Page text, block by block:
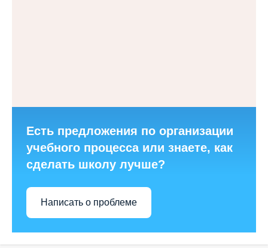
Есть предложения по организации
учебного процесса или знаете, как
сделать школу лучше?
Написать о проблеме